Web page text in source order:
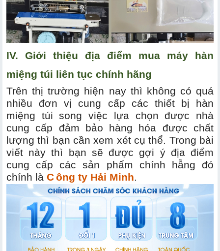
IV. Giới thiệu địa điểm mua máy hàn
miệng túi liên tục chính hãng
Trên thị trường hiện nay thì không có quá
nhiều đơn vị cung cấp các thiết bị hàn
miệng túi song việc lựa chọn được nhà
cung cấp đảm bảo hàng hóa được chất
lượng thì bạn cần xem xét cụ thể. Trong bài
viết này thì bạn sẽ được gợi ý địa điểm
cung cấp các sản phẩm chính hẫng đó
chính là Công ty Hải Minh.